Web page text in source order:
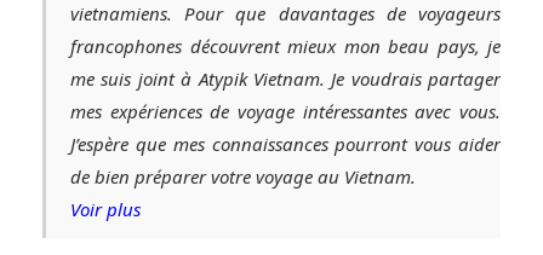
vietnamiens. Pour que davantages de voyageurs
francophones découvrent mieux mon beau pays, je
me suis joint à Atypik Vietnam. Je voudrais partager
mes expériences de voyage intéressantes avec vous.
J’espère que mes connaissances pourront vous aider
de bien préparer votre voyage au Vietnam.
Voir plus